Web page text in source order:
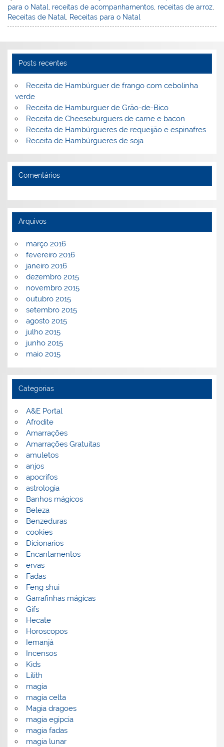
e
st
e
dI
e
b
o
k
er l
o
o
l
e
para o Natal, receitas de acompanhamentos, receitas de arroz,
Receitas de Natal, Receitas para o Natal
Posts recentes
Receita de Hambúrguer de frango com cebolinha
verde
Receita de Hamburguer de Grão-de-Bico
Receita de Cheeseburguers de carne e bacon
Receita de Hambúrgueres de requeijão e espinafres
Receita de Hambúrgueres de soja
Comentários
Arquivos
março 2016
fevereiro 2016
janeiro 2016
dezembro 2015
novembro 2015
outubro 2015
setembro 2015
agosto 2015
julho 2015
junho 2015
maio 2015
Categorias
A&E Portal
Afrodite
Amarrações
Amarrações Gratuitas
amuletos
anjos
apocrifos
astrologia
Banhos mágicos
Beleza
Benzeduras
cookies
Dicionarios
Encantamentos
ervas
Fadas
Feng shui
Garrafinhas mágicas
Gifs
Hecate
Horoscopos
Iemanjá
Incensos
Kids
Lilith
magia
magia celta
Magia dragoes
magia egipcia
magia fadas
magia lunar